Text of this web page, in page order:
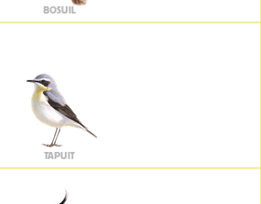
BOSUIL
TAPUIT